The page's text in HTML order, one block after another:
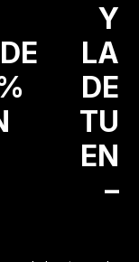
Y
DE LA
DE
TU
EN
–